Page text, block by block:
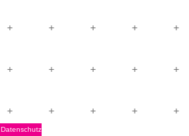
Datenschutz